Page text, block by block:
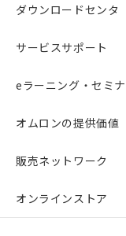
ダウンロードセンタ
サービスサポート
eラーニング・セミナ
オムロンの提供価値
販売ネットワーク
オンラインストア